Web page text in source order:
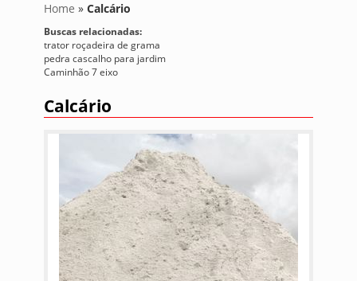
Home » Calcário
Buscas relacionadas:
trator roçadeira de grama
pedra cascalho para jardim
Caminhão 7 eixo
Calcário